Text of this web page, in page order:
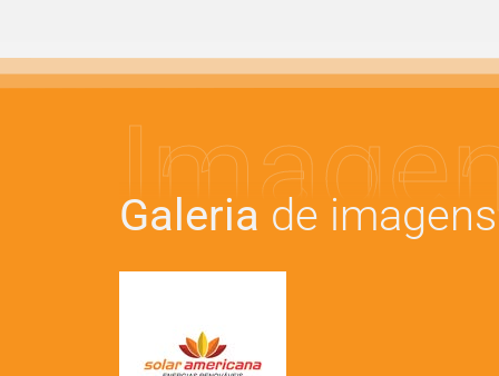
Galeria de imagens